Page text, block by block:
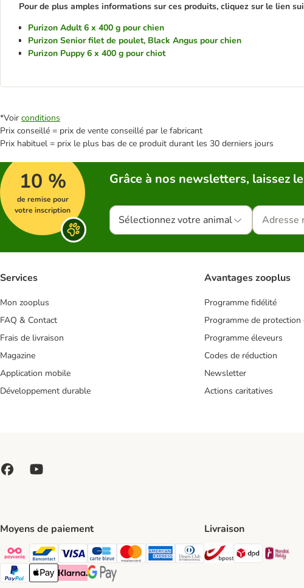
Pour de plus amples informations sur ces produits, cliquez sur le lien
Purizon Adult 6 x 400 g pour chien
Purizon Senior filet de poulet, Black Angus pour chien
Purizon Puppy 6 x 400 g pour chiot
*Voir conditions
Prix conseillé = prix de vente conseillé par le fabricant
Prix habituel = prix le plus bas de ce produit durant les 30 derniers jours
10 %
de remise pour
votre inscription
Grâce à nos newsletters, laissez
Sélectionnez votre animal
Services
Mon zooplus
FAQ & Contact
Frais de livraison
Magazine
Application mobile
Développement durable
Avantages zooplus
Programme fidélité
Programme de protection
Programme éleveurs
Codes de réduction
Newsletter
Actions caritatives
Moyens de paiement
Payconiq Payment Method
bancontact Payment Method
Visa Payment Method
carte bleue Payment Method
Master card Payment Method
American express Payment Method
Diners club Payment Method
Paypal Payment Method
Apple Pay Payment Method
Klarna Payment Method
Google Pay Payment Method
Livraison
Bpost Shipping
DPD